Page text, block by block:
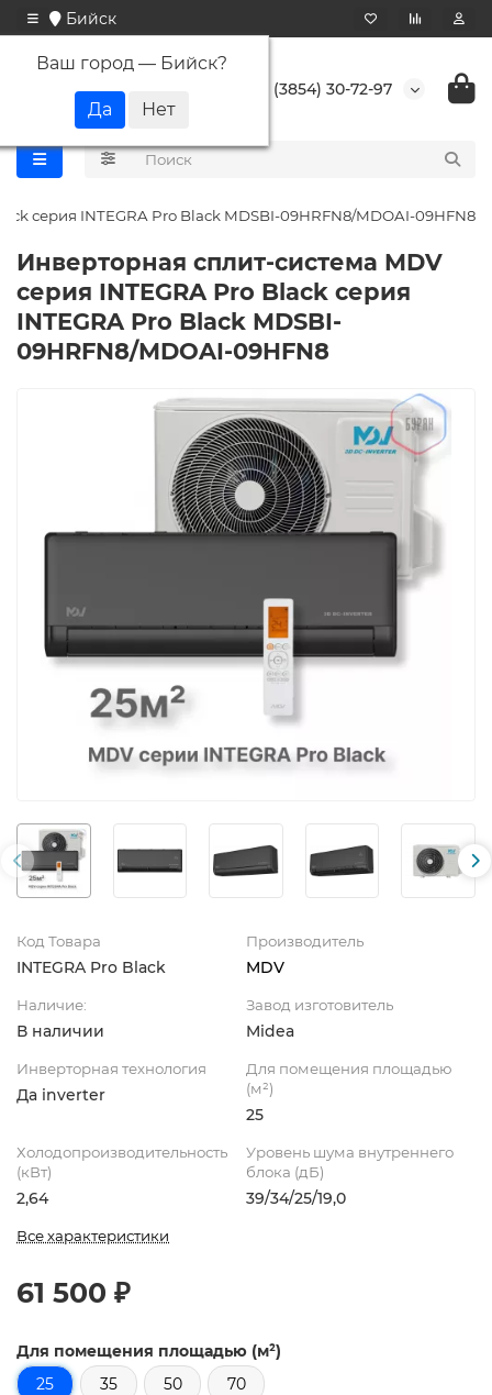
Бийск
Ваш город — Бийск?
+7 (3854) 30-72-97
серия INTEGRA Pro Black MDSBI-09HRFN8/MDOAI-09HFN8
Инверторная сплит-система MDV
серия INTEGRA Pro Black серия
INTEGRA Pro Black MDSBI-
09HRFN8/MDOAI-09HFN8
Код Товара
INTEGRA Pro Black
Производитель
MDV
Наличие:
В наличии
Завод изготовитель
Midea
Инверторная технология
Да inverter
Для помещения площадью
(м²)
25
Холодопроизводительность
(кВт)
2,64
Уровень шума внутреннего
блока (дБ)
39/34/25/19,0
Все характеристики
61 500 ₽
Для помещения площадью (м²)
25
35 50 70